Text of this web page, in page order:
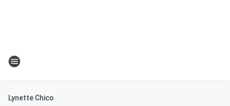
Lynette Chico